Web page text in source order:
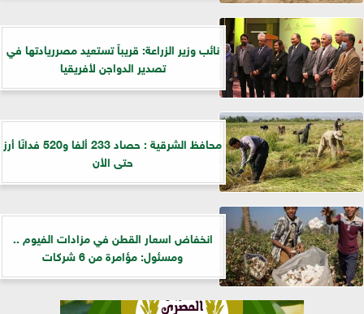
نائب وزير الزراعة: قريباً تستعيد مصرريادتها في
تصدير الدواجن لأفريقيا
محافظ الشرقية : حصاد 233 ألفا و520 فدانًا أرز
حتى الأن
انخفاض اسعار القطن في مزادات الفيوم ..
ومسئول: مؤامرة من 6 شركات